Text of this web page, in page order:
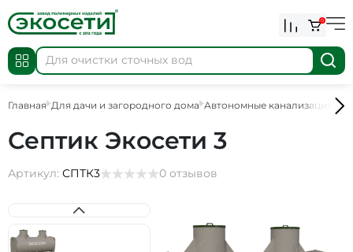
0
Главная Для дачи и загородного дома Автономные канализации
Септик Экосети 3
Артикул: СПТК3 0 отзывов